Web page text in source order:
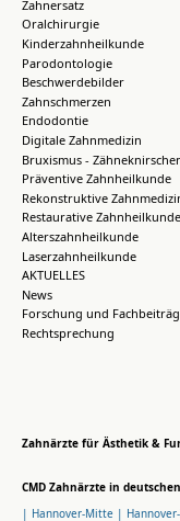
Zahnersatz
Oralchirurgie
Kinderzahnheilkunde
Parodontologie
Beschwerdebilder
Zahnschmerzen
Endodontie
Digitale Zahnmedizin
Bruxismus -
Präventive Zahnheilkunde
Rekonstruktive
Restaurative Zahnheilkunde
Alterszahnheilkunde
Laserzahnheilkunde
AKTUELLES
News
Forschung und
Rechtsprechung
Zahnärzte für Ästhetik &
CMD Zahnärzte in
| Hannover-Mitte |